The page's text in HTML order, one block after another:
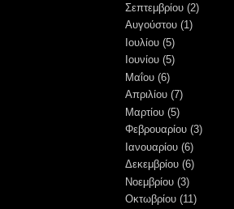
Σεπτεμβρίου (2)
Αυγούστου (1)
Ιουλίου (5)
Ιουνίου (5)
Μαΐου (6)
Απριλίου (7)
Μαρτίου (5)
Φεβρουαρίου (3)
Ιανουαρίου (6)
Δεκεμβρίου (6)
Νοεμβρίου (3)
Οκτωβρίου (11)